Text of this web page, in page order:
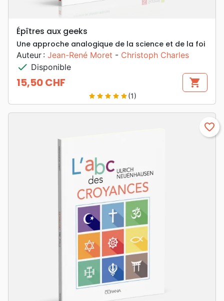
Épîtres aux geeks
Une approche analogique de la science et de la foi
Auteur : Jean-René Moret - Christoph Charles
check Disponible
Prix
15,50 CHF shopping_cart
star star star star star(1)
favorite_border